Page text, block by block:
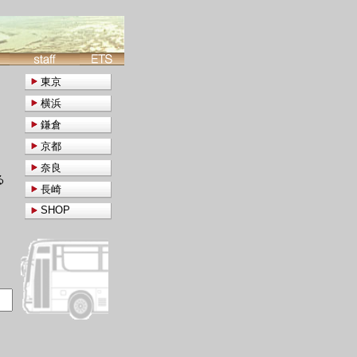
東京
横浜
鎌倉
京都
奈良
長崎
SHOP